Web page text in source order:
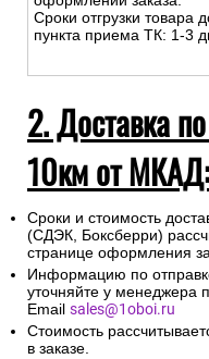
Сроки отгрузки товара
пункта приема ТК: 1-3
2. Доставка
10км от МКАД:
Сроки и стоимость
(СДЭК, Боксберри)
странице оформления
Информацию по
уточняйте у менеджера
Email sales@1oboi.ru
Стоимость
в заказе.